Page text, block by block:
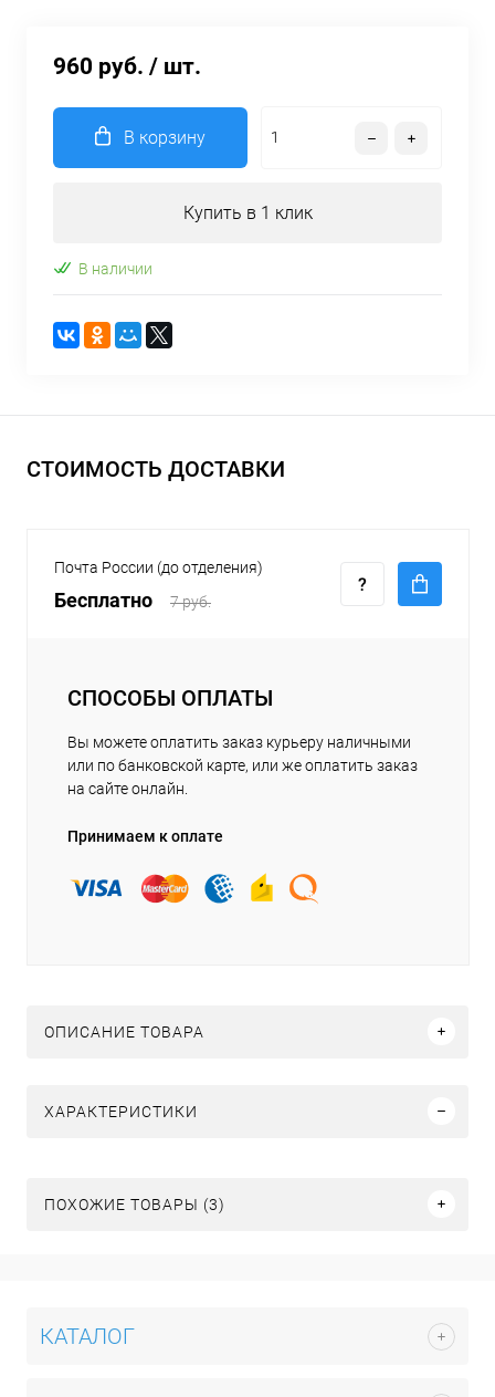
960 руб. / шт.
В корзину
Купить в 1 клик
В наличии
СТОИМОСТЬ ДОСТАВКИ
Почта России (до отделения)
Бесплатно 7 руб.
СПОСОБЫ ОПЛАТЫ
Вы можете оплатить заказ курьеру наличными
или по банковской карте, или же оплатить заказ
на сайте онлайн.
Принимаем к оплате
ОПИСАНИЕ ТОВАРА
ХАРАКТЕРИСТИКИ
ПОХОЖИЕ ТОВАРЫ (3)
КАТАЛОГ